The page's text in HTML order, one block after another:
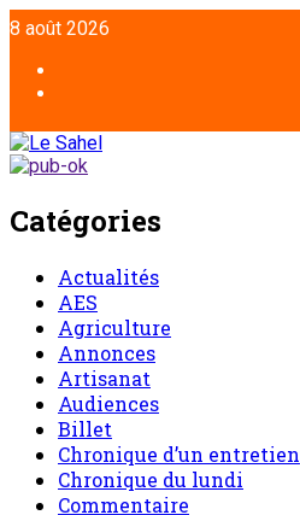
8 août 2026
Catégories
Actualités
AES
Agriculture
Annonces
Artisanat
Audiences
Billet
Chronique d’un entretien
Chronique du lundi
Commentaire